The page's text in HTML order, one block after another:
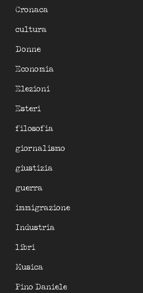
Cronaca
cultura
Donne
Economia
Elezioni
Esteri
filosofia
giornalismo
giustizia
guerra
immigrazione
Industria
libri
Musica
Pino Daniele